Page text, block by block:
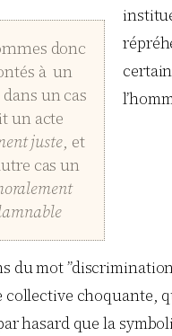
donc
à un
un cas
un acte
juste, et
cas un
du mot
choquante,
par hasard que la